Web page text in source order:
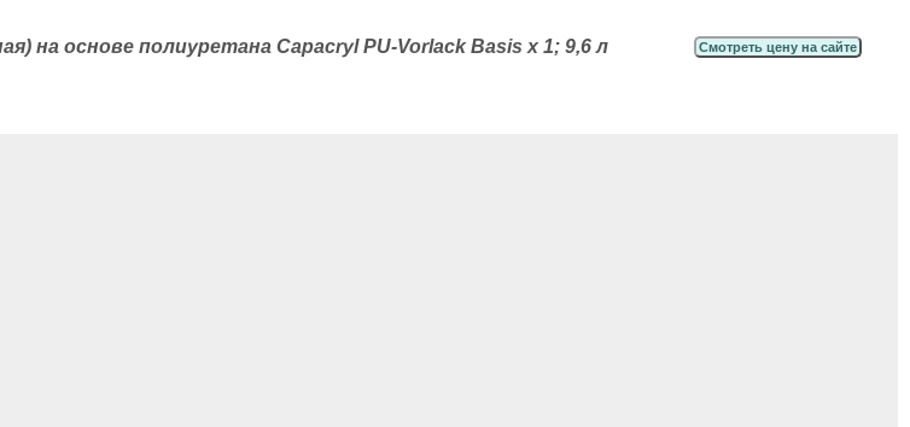
на основе полиуретана Capacryl PU-Vorlack Basis x 1; 9,6 л Смотреть цену на сайте